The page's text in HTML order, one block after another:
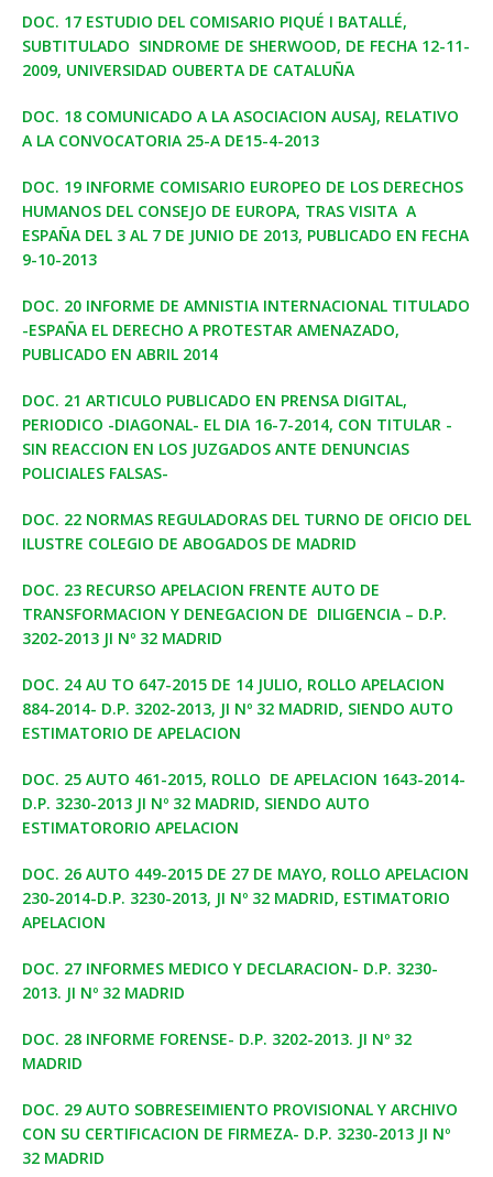
DOC. 17 ESTUDIO DEL COMISARIO PIQUÉ I BATALLÉ,
SUBTITULADO SINDROME DE SHERWOOD, DE FECHA 12-11-
2009, UNIVERSIDAD OUBERTA DE CATALUÑA
DOC. 18 COMUNICADO A LA ASOCIACION AUSAJ, RELATIVO
A LA CONVOCATORIA 25-A DE15-4-2013
DOC. 19 INFORME COMISARIO EUROPEO DE LOS DERECHOS
HUMANOS DEL CONSEJO DE EUROPA, TRAS VISITA A
ESPAÑA DEL 3 AL 7 DE JUNIO DE 2013, PUBLICADO EN FECHA
9-10-2013
DOC. 20 INFORME DE AMNISTIA INTERNACIONAL TITULADO
-ESPAÑA EL DERECHO A PROTESTAR AMENAZADO,
PUBLICADO EN ABRIL 2014
DOC. 21 ARTICULO PUBLICADO EN PRENSA DIGITAL,
PERIODICO -DIAGONAL- EL DIA 16-7-2014, CON TITULAR -
SIN REACCION EN LOS JUZGADOS ANTE DENUNCIAS
POLICIALES FALSAS-
DOC. 22 NORMAS REGULADORAS DEL TURNO DE OFICIO DEL
ILUSTRE COLEGIO DE ABOGADOS DE MADRID
DOC. 23 RECURSO APELACION FRENTE AUTO DE
TRANSFORMACION Y DENEGACION DE DILIGENCIA – D.P.
3202-2013 JI Nº 32 MADRID
DOC. 24 AU TO 647-2015 DE 14 JULIO, ROLLO APELACION
884-2014- D.P. 3202-2013, JI Nº 32 MADRID, SIENDO AUTO
ESTIMATORIO DE APELACION
DOC. 25 AUTO 461-2015, ROLLO DE APELACION 1643-2014-
D.P. 3230-2013 JI Nº 32 MADRID, SIENDO AUTO
ESTIMATORORIO APELACION
DOC. 26 AUTO 449-2015 DE 27 DE MAYO, ROLLO APELACION
230-2014-D.P. 3230-2013, JI Nº 32 MADRID, ESTIMATORIO
APELACION
DOC. 27 INFORMES MEDICO Y DECLARACION- D.P. 3230-
2013. JI Nº 32 MADRID
DOC. 28 INFORME FORENSE- D.P. 3202-2013. JI Nº 32
MADRID
DOC. 29 AUTO SOBRESEIMIENTO PROVISIONAL Y ARCHIVO
CON SU CERTIFICACION DE FIRMEZA- D.P. 3230-2013 JI Nº
32 MADRID